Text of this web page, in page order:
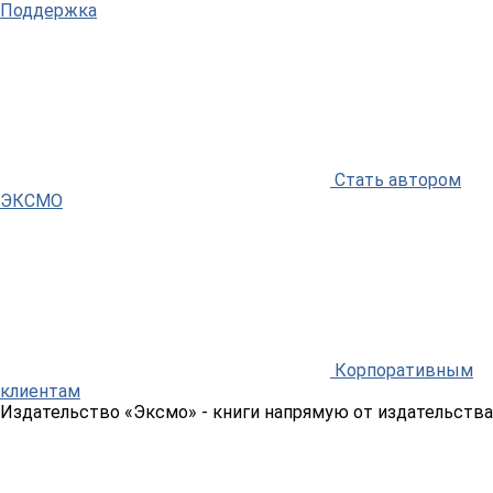
Поддержка
Стать автором
ЭКСМО
Корпоративным
клиентам
Издательство «Эксмо» - книги напрямую от издательства